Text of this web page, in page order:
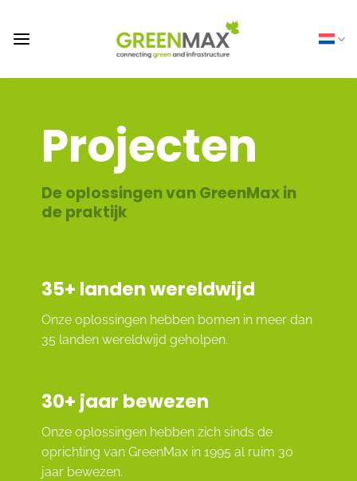
naar
inhoud
Projecten
De oplossingen van GreenMax in
de praktijk
35+ landen wereldwijd
Onze oplossingen hebben bomen in meer dan
35 landen wereldwijd geholpen.
30+ jaar bewezen
Onze oplossingen hebben zich sinds de
oprichting van GreenMax in 1995 al ruim 30
jaar bewezen.